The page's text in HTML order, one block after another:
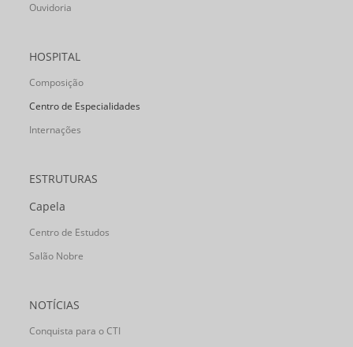
Ouvidoria
HOSPITAL
Composição
Centro de Especialidades
Internações
ESTRUTURAS
Capela
Centro de Estudos
Salão Nobre
NOTÍCIAS
Conquista para o CTI